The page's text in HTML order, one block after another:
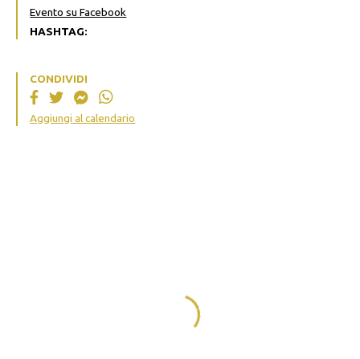
Evento su Facebook
HASHTAG:
CONDIVIDI
Aggiungi al calendario